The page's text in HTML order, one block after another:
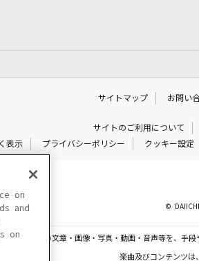
サイトマップ お問い
サイトのご利用について
表示
プライバシーポリシー クッキー設定
©
ている一切の文章・画像・写真・動画・音声等を、手
楽曲及びコンテンツは
on
and
on